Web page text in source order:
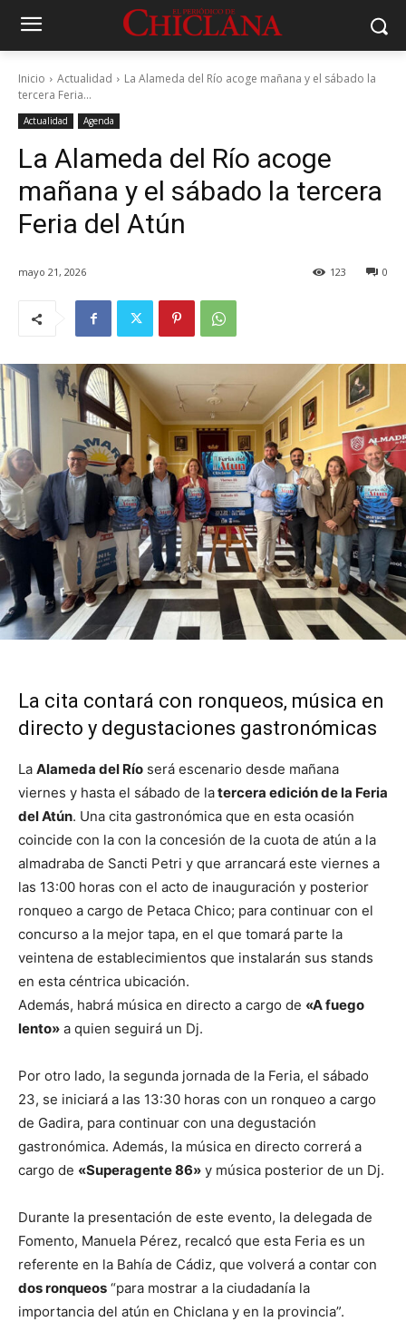
Inicio Actualidad
La Alameda del Río acoge mañana y el sábado la
tercera Feria...
Actualidad Agenda
La Alameda del Río acoge
mañana y el sábado la tercera
Feria del Atún
mayo 21, 2026 0
123
La cita contará con ronqueos, música en
directo y degustaciones gastronómicas
La Alameda del Río será escenario desde mañana
viernes y hasta el sábado de latercera edición de la Feria
del Atún. Una cita gastronómica que en esta ocasión
coincide con la con la concesión de la cuota de atún a la
almadraba de Sancti Petri y que arrancará este viernes a
las 13:00 horas con el acto de inauguración y posterior
ronqueo a cargo de Petaca Chico; para continuar con el
concurso a la mejor tapa, en el que tomará parte la
veintena de establecimientos que instalarán sus stands
en esta céntrica ubicación.
Además, habrá música en directo a cargo de «A fuego
lento» a quien seguirá un Dj.
Por otro lado, la segunda jornada de la Feria, el sábado
23, se iniciará a las 13:30 horas con un ronqueo a cargo
de Gadira, para continuar con una degustación
gastronómica. Además, la música en directo correrá a
cargo de «Superagente 86» y música posterior de un Dj.
Durante la presentación de este evento, la delegada de
Fomento, Manuela Pérez, recalcó que esta Feria es un
referente en la Bahía de Cádiz, que volverá a contar con
dos ronqueos “para mostrar a la ciudadanía la
importancia del atún en Chiclana y en la provincia”.